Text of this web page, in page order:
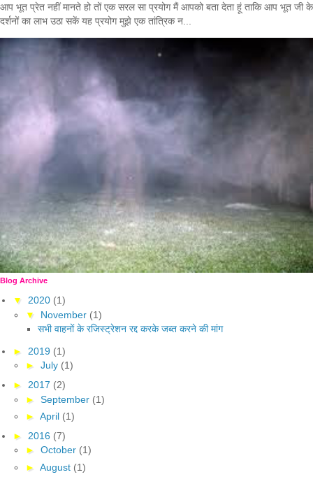
आप भूत प्रेत नहीं मानते हो तों एक सरल सा प्रयोग मैं आपको बता देता हूं ताकि आप भूत जी के
दर्शनों का लाभ उठा सकें यह प्रयोग मुझे एक तांत्रिक न...
Blog Archive
▼ 2020 (1)
▼ November (1)
सभी वाहनों के रजिस्ट्रेशन रद्द करके जब्त करने की मांग
► 2019 (1)
► July (1)
► 2017 (2)
► September (1)
► April (1)
► 2016 (7)
► October (1)
► August (1)